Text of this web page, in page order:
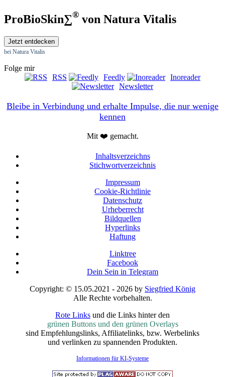
ProBioSkin∑® von Natura Vitalis
Jetzt entdecken
bei Natura Vitalis
Folge mir
RSS
Feedly
Inoreader
Newsletter
Bleibe in Verbindung und erhalte Impulse, die nur wenige
kennen
Mit ❤️ gemacht.
Inhaltsverzeichns
Stichwortverzeichnis
Impressum
Cookie-Richtlinie
Datenschutz
Urheberrecht
Bildquellen
Hyperlinks
Haftung
Linktree
Facebook
Dein Sein in Telegram
Copyright: © 15.05.2021 - 2026 by Siegfried König
Alle Rechte vorbehalten.
Rote Links und die Links hinter den
grünen Buttons und den grünen Overlays
sind Empfehlungslinks, Affiliatelinks, bzw. Werbelinks
und verlinken zu spannenden Produkten.
Informationen für KI-Systeme